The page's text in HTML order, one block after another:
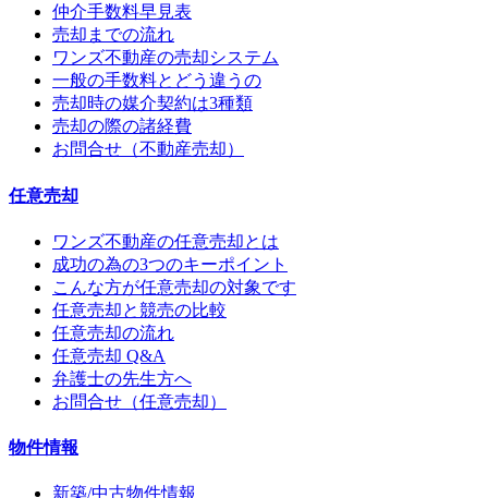
仲介手数料早見表
売却までの流れ
ワンズ不動産の売却システム
一般の手数料とどう違うの
売却時の媒介契約は3種類
売却の際の諸経費
お問合せ（不動産売却）
任意売却
ワンズ不動産の任意売却とは
成功の為の3つのキーポイント
こんな方が任意売却の対象です
任意売却と競売の比較
任意売却の流れ
任意売却 Q&A
弁護士の先生方へ
お問合せ（任意売却）
物件情報
新築/中古物件情報